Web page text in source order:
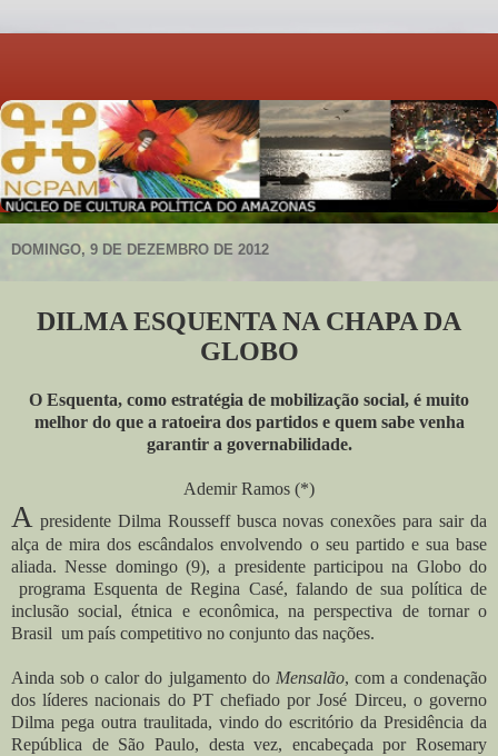
DOMINGO, 9 DE DEZEMBRO DE 2012
DILMA ESQUENTA NA CHAPA DA
GLOBO
O Esquenta, como estratégia de mobilização social, é muito
melhor do que a ratoeira dos partidos e quem sabe venha
garantir a governabilidade.
Ademir Ramos (*)
A presidente Dilma Rousseff busca novas conexões para sair da
alça de mira dos escândalos envolvendo o seu partido e sua base
aliada. Nesse domingo (9), a presidente participou na Globo do
programa Esquenta de Regina Casé, falando de sua política de
inclusão social, étnica e econômica, na perspectiva de tornar o
Brasil um país competitivo no conjunto das nações.
Ainda sob o calor do julgamento do Mensalão, com a condenação
dos líderes nacionais do PT chefiado por José Dirceu, o governo
Dilma pega outra traulitada, vindo do escritório da Presidência da
República de São Paulo, desta vez, encabeçada por Rosemary